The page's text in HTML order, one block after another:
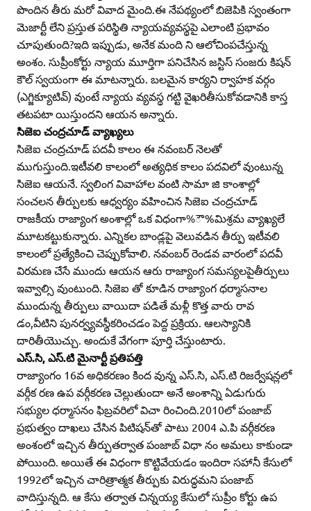
పొందిన తీరు మరో వివాద మైంది.ఈ నేపథ్యంలో బిజెపికి స్వంతంగా
మెజార్టీ లేని ప్రస్తుత పరిస్థితి న్యాయవ్యవస్థపై ఎలాంటి ప్రభావం
చూపుతుంది?ఇది ఇప్పుడు, అనేక మంది ని ఆలోచింపచేస్తున్న
అంశం. సుప్రీంకోర్టు న్యాయ మూర్తిగా పనిచేసిన జస్టిస్‌ సంజరు కిషన్‌
కౌల్‌ స్వయంగా ఈ మాటన్నారు. బలమైన కార్యని ర్వాహక వర్గం
(ఎగ్జిక్యూటివ్‌) వుంటే న్యాయ వ్యవస్థ గట్టి వైఖరితీసుకోవడానికి కాస్త
తటపటా యిస్తుందని ఆయన అన్నారు.
సిజెఐ చంద్రచూడ్‌ వ్యాఖ్యలు
సిజెఐ చంద్రచూడ్‌ పదవీ కాలం ఈ నవంబర్‌ నెలతో
ముగుస్తుంది.ఇటీవలి కాలంలో అత్యధిక కాలం పదవిలో వుంటున్న
సిజెఐ ఆయనే. స్వలింగ వివాహాల వంటి సామా జి కాంశాల్లో
సంచలన తీర్పులకు ఆధ్వర్యం వహించిన సిజెఐ చంద్రచూడ్‌
రాజకీయ రాజ్యాంగ అంశాల్లో ఒక విధంగా%ౌ%మిశ్రమ వ్యాఖ్యలే
మూటకట్టుకున్నారు. ఎన్నికల బాండ్లపై వెలువడిన తీర్పు ఇటీవలి
కాలంలో ప్రత్యేకించి చెప్పుకోవాలి. నవంబర్‌ రెండవ వారంలో పదవీ
విరమణ చేసే ముందు ఆయన ఆరు రాజ్యాంగ సమస్యలపైతీర్పులు
ఇవ్వాల్సి వుంటుంది. సిజెఐ తో కూడిన రాజ్యాంగ ధర్మాసనాల
ముందున్న తీర్పులు వాయిదా పడితే మళ్లీ కొత్త వారు రావ
డం,వీటిని పునర్వ్యవస్థీకరించడం పెద్ద ప్రక్రియ. ఆలస్యానికి
దారితీయొచ్చు. అందుకే వేగంగా పూర్తి చేస్తుంటారు.
ఎస్‌.సి, ఎస్‌.టి మైనార్టీ ప్రతిపత్తి
రాజ్యాంగం 16వ అధికరణం కింద వున్న ఎస్‌.సి, ఎస్‌.టి రిజర్వేషన్లలో
వర్గీక రణ ఉప వర్గీకరణ చెల్లుతుందా అనే అంశాన్ని ఏడుగురు
సభ్యుల ధర్మాసనం ఫిబ్రవరిలో విచా రించింది.2010లో పంజాబ్‌
ప్రభుత్వం దాఖలు చేసిన పిటిషన్‌తో పాటు 2004 ఎ.పి వర్గీకరణ
అంశంలో ఇచ్చిన తీర్పుతర్వాత పంజాబ్‌ విధా నం అమలు కాకుండా
పోయింది. అయితే ఈ విధంగా కొట్టివేయడం ఇందిరా సహానీ కేసులో
1992లో ఇచ్చిన చారిత్రాత్మక తీర్పుకు విరుద్ధమని పంజాబ్‌
వాదిస్తున్నది. ఆ కేసు తర్వాత చిన్నయ్య కేసులో సుప్రీం కోర్టు ఉప